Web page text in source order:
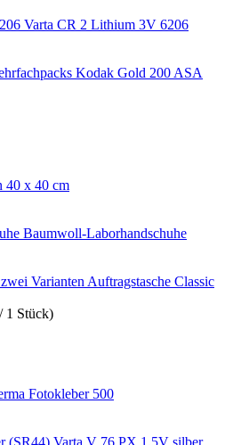
Varta CR 2 Lithium 3V 6206
Kodak Gold 200 ASA
40 x 40 cm
Baumwoll-Laborhandschuhe
Auftragstasche Classic
1 Stück)
Fotokleber 500
Varta V 76 PX 1.5V silber